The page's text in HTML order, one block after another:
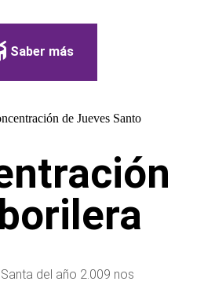
Saber más
del año 2.009 nos